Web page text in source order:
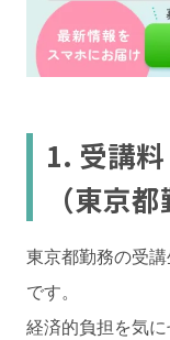
1. 受講
（東京
東京都勤務の受講
です。
経済的負担を気